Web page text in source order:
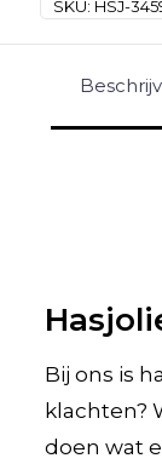
SKU: HSJ-
Bij ons is
klachten?
doen wat